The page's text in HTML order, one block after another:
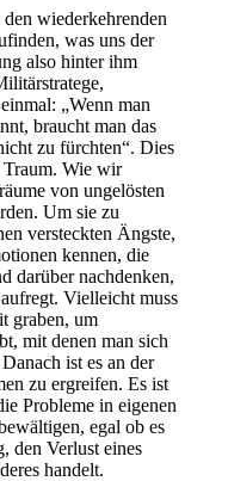
wiederkehrenden
was uns der
also hinter ihm
„Wenn man
braucht man das
zu fürchten“. Dies
Traum. Wie wir
von ungelösten
Um sie zu
versteckten Ängste,
kennen, die
darüber nachdenken,
Vielleicht muss
graben, um
mit denen man sich
ist es an der
zu ergreifen. Es ist
Probleme in eigenen
egal ob es
den Verlust eines
handelt.